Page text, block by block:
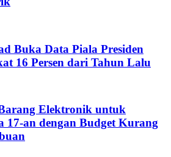
Buka Data Piala Presiden
16 Persen dari Tahun Lalu
Elektronik untuk
17-an dengan Budget Kurang